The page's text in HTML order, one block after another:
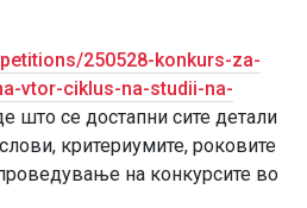
250528-konkurs-za-
vtor-ciklus-na-studii-na-
што се достапни сите детали
критериумите, роковите
на конкурсите во